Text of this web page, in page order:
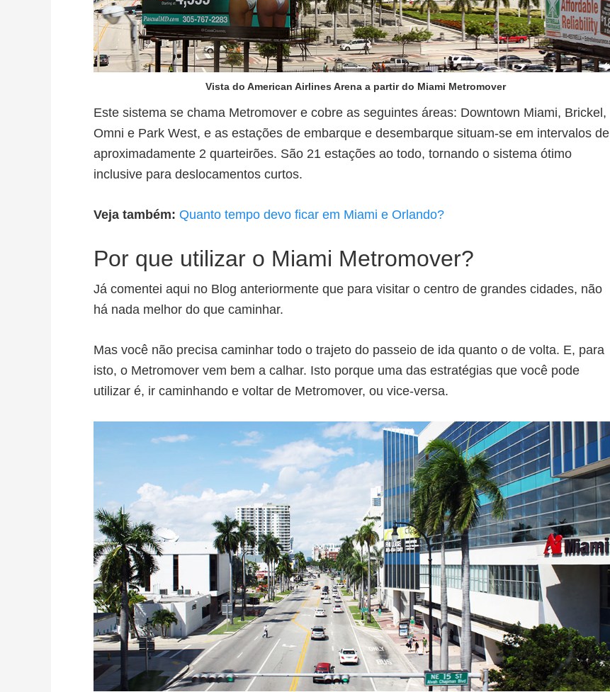
Vista do American Airlines Arena a partir do Miami Metromover
Este sistema se chama Metromover e cobre as seguintes áreas: Downtown Miami, Brickel,
Omni e Park West, e as estações de embarque e desembarque situam-se em intervalos de
aproximadamente 2 quarteirões. São 21 estações ao todo, tornando o sistema ótimo
inclusive para deslocamentos curtos.
Veja também: Quanto tempo devo ficar em Miami e Orlando?
Por que utilizar o Miami Metromover?
Já comentei aqui no Blog anteriormente que para visitar o centro de grandes cidades, não
há nada melhor do que caminhar.
Mas você não precisa caminhar todo o trajeto do passeio de ida quanto o de volta. E, para
isto, o Metromover vem bem a calhar. Isto porque uma das estratégias que você pode
utilizar é, ir caminhando e voltar de Metromover, ou vice-versa.